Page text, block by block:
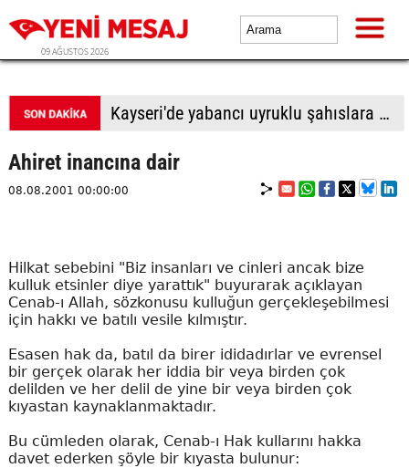
09 AĞUSTOS 2026
BTP Antalya İl Başkanlığından yoğun mesai: İl binasında ve Manavgat'ta üye buluşmaları
Ahiret inancına dair
08.08.2001 00:00:00
Hilkat sebebini "Biz insanları ve cinleri ancak bize
kulluk etsinler diye yarattık" buyurarak açıklayan
Cenab-ı Allah, sözkonusu kulluğun gerçekleşebilmesi
için hakkı ve batılı vesile kılmıştır.
Esasen hak da, batıl da birer ididadırlar ve evrensel
bir gerçek olarak her iddia bir veya birden çok
delilden ve her delil de yine bir veya birden çok
kıyastan kaynaklanmaktadır.
Bu cümleden olarak, Cenab-ı Hak kullarını hakka
davet ederken şöyle bir kıyasta bulunur: